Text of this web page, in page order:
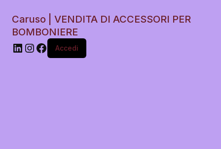
Caruso | VENDITA DI ACCESSORI PER
BOMBONIERE
Accedi